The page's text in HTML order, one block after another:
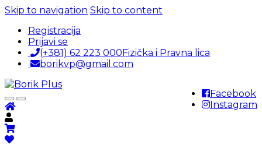
Skip to navigation Skip to content
Registracija
Prijavi se
(+381) 62 223 000Fizička i Pravna lica
borikvp@gmail.com
Facebook
Instagram